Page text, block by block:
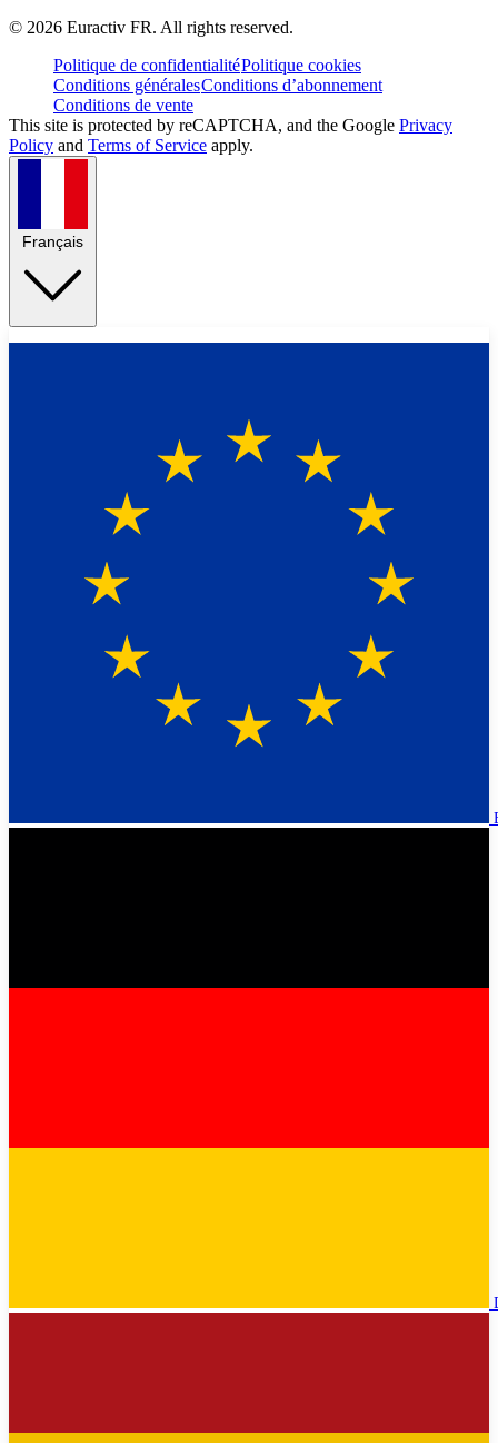
© 2026 Euractiv FR. All rights reserved.
Politique de confidentialitéPolitique cookies
Conditions généralesConditions d’abonnement
Conditions de vente
This site is protected by reCAPTCHA, and the Google Privacy
Policy and Terms of Service apply.
Français